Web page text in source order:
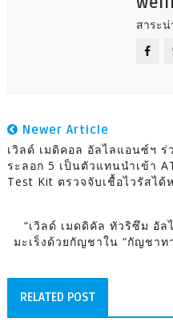
สาระ
Newer Article
เวิลด์ เมดิคอล อัลไลแอนซ์ฯ
ระลอก 5 เป็นตัวแทนนำเข้า
Test Kit ตรวจจับเชื้อไวรัสได้
“เวิลด์ เมดดิคัล ทัวริซึม อัล
มะเร็งด้วยกัญชาใน “กัญชาท
RELATED POST